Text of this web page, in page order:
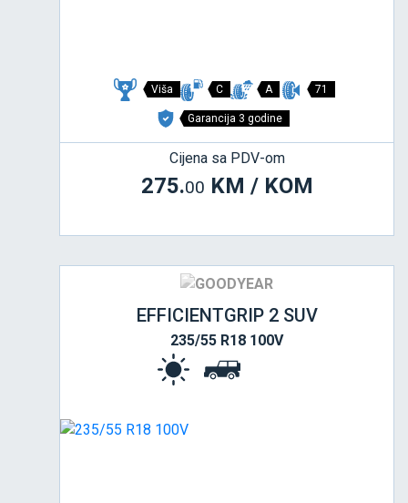
Viša C A 71
Garancija 3 godine
Cijena sa PDV-om
275.00 KM / KOM
EFFICIENTGRIP 2 SUV
235/55 R18 100V